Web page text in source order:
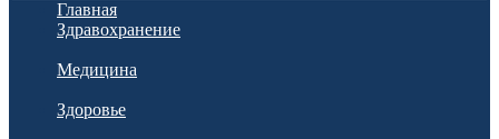
Главная
Здравохранение
Медицина
Здоровье